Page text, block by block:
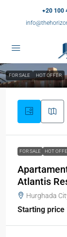
+20 100
FOR SALE HOT OFFER
FOR SALE HOT
Atlantis
Hurghada
Starting price